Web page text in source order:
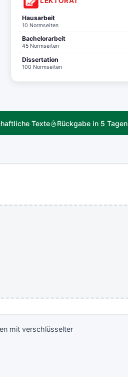
Hausarbeit
10 Normseiten
Bachelorarbeit
45 Normseiten
Dissertation
100 Normseiten
Texte Rückgabe in 5 Tagen
mit verschlüsselter